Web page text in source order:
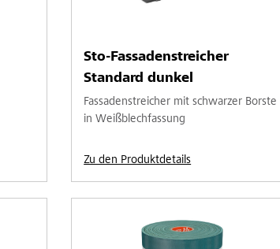
Sto-Fassadenstreicher
Standard dunkel
Fassadenstreicher mit schwarzer Borste
in Weißblechfassung
Zu den Produktdetails